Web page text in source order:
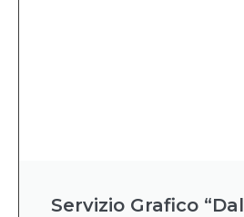
Servizio Grafico